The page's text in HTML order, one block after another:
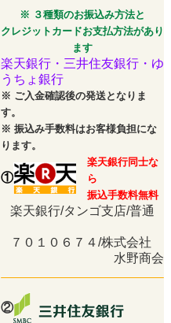
※ ３種類のお振込み方法と
クレジットカードお支払方法があり
ます
楽天銀行・三井住友銀行・ゆ
うちょ銀行
※ ご入金確認後の発送となりま
す。
※ 振込み手数料はお客様負担にな
ります。
①
楽天銀行同士な
ら
振込手数料無料
楽天銀行/タンゴ支店/普通
７０１０６７４/株式会社
水野商会
②